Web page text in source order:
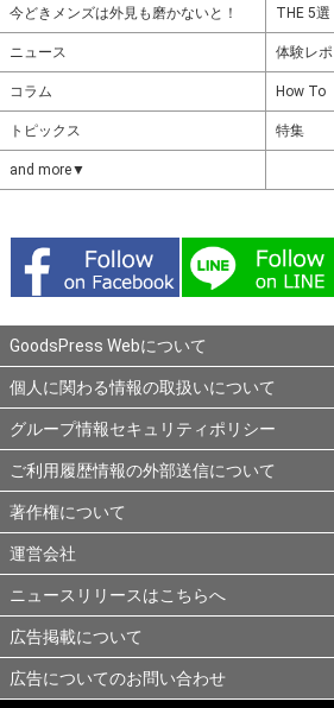
今どきメンズは外見も磨かないと！ THE 5選
ニュース 体験レポ
コラム How To
トピックス 特集
and more▼
GoodsPress Webについて
個人に関わる情報の取扱いについて
グループ情報セキュリティポリシー
ご利用履歴情報の外部送信について
著作権について
運営会社
ニュースリリースはこちらへ
広告掲載について
広告についてのお問い合わせ